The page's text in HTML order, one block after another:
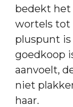
bedekt het
wortels tot
pluspunt
goedkoop
aanvoelt,
niet
haar.